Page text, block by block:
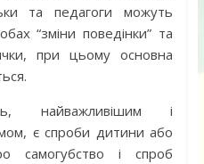
та педагоги можуть
“зміни поведінки” та
при цьому основна
найважливішим і
є спроби дитини або
самогубство і спроб